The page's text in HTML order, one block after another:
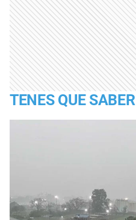
TENES QUE SABER